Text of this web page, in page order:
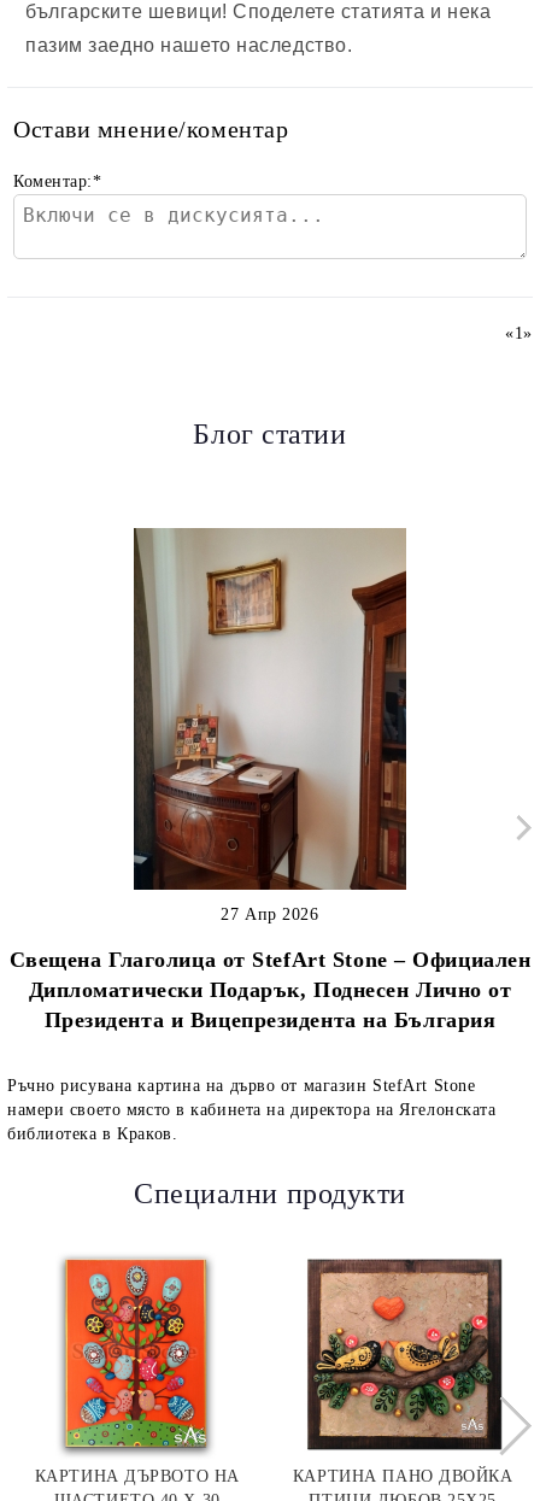
българските шевици! Споделете статията и нека
пазим заедно нашето наследство.
Остави мнение/коментар
Коментар:*
«1»
Блог статии
Свещена Глаголица от StefArt Stone – Официален
Дипломатически Подарък, Поднесен Лично от
Президента и Вицепрезидента на България
27 Апр 2026
Ръчно рисувана картина на дърво от магазин StefArt Stone
намери своето място в кабинета на директора на Ягелонската
библиотека в Краков.
Специални продукти
КАРТИНА ДЪРВОТО НА
КАРТИНА ПАНО ДВОЙКА